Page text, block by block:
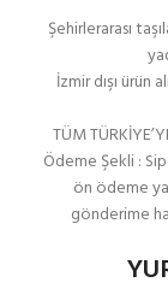
Şehirlerarası
İzmir dışı ürün
TÜM
Ödeme Şekli :
ön ödeme
gönderime